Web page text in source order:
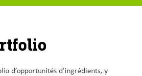
d’opportunités d’ingrédients, y